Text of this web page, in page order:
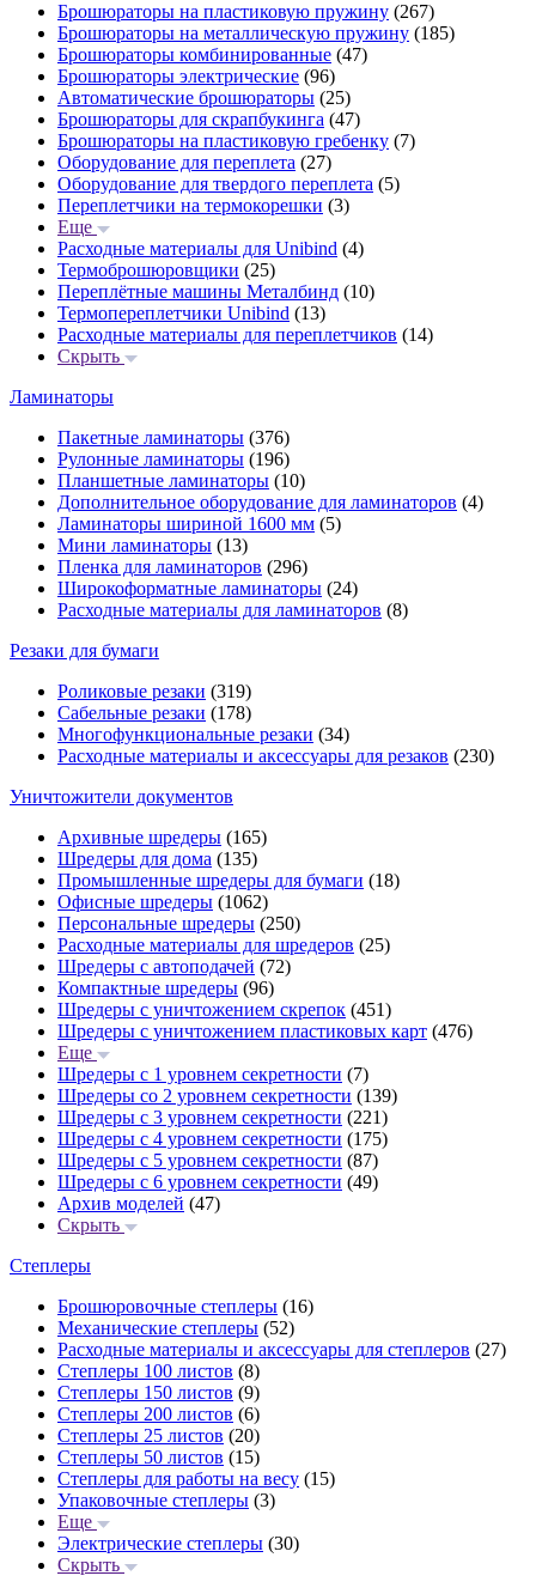
Брошюраторы на пластиковую пружину (267)
Брошюраторы на металлическую пружину (185)
Брошюраторы комбинированные (47)
Брошюраторы электрические (96)
Автоматические брошюраторы (25)
Брошюраторы для скрапбукинга (47)
Брошюраторы на пластиковую гребенку (7)
Оборудование для переплета (27)
Оборудование для твердого переплета (5)
Переплетчики на термокорешки (3)
Еще
Расходные материалы для Unibind (4)
Термоброшюровщики (25)
Переплётные машины Металбинд (10)
Термопереплетчики Unibind (13)
Расходные материалы для переплетчиков (14)
Скрыть
Ламинаторы
Пакетные ламинаторы (376)
Рулонные ламинаторы (196)
Планшетные ламинаторы (10)
Дополнительное оборудование для ламинаторов (4)
Ламинаторы шириной 1600 мм (5)
Мини ламинаторы (13)
Пленка для ламинаторов (296)
Широкоформатные ламинаторы (24)
Расходные материалы для ламинаторов (8)
Резаки для бумаги
Роликовые резаки (319)
Сабельные резаки (178)
Многофункциональные резаки (34)
Расходные материалы и аксессуары для резаков (230)
Уничтожители документов
Архивные шредеры (165)
Шредеры для дома (135)
Промышленные шредеры для бумаги (18)
Офисные шредеры (1062)
Персональные шредеры (250)
Расходные материалы для шредеров (25)
Шредеры с автоподачей (72)
Компактные шредеры (96)
Шредеры с уничтожением скрепок (451)
Шредеры с уничтожением пластиковых карт (476)
Еще
Шредеры с 1 уровнем секретности (7)
Шредеры со 2 уровнем секретности (139)
Шредеры с 3 уровнем секретности (221)
Шредеры с 4 уровнем секретности (175)
Шредеры с 5 уровнем секретности (87)
Шредеры с 6 уровнем секретности (49)
Архив моделей (47)
Скрыть
Степлеры
Брошюровочные степлеры (16)
Механические степлеры (52)
Расходные материалы и аксессуары для степлеров (27)
Степлеры 100 листов (8)
Степлеры 150 листов (9)
Степлеры 200 листов (6)
Степлеры 25 листов (20)
Степлеры 50 листов (15)
Степлеры для работы на весу (15)
Упаковочные степлеры (3)
Еще
Электрические степлеры (30)
Скрыть